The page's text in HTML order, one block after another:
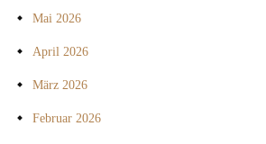
Mai 2026
April 2026
März 2026
Februar 2026